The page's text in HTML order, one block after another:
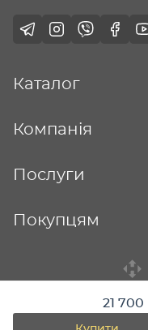
21 700
Каталог
Компанія
Послуги
Покупцям